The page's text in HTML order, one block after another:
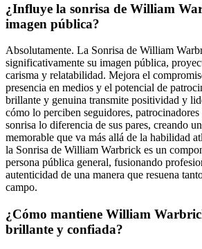
¿Influye la sonrisa de William
imagen pública?
Absolutamente. La Sonrisa de William
significativamente su imagen pública,
carisma y relatabilidad. Mejora el
presencia en medios y el potencial de
brillante y genuina transmite positividad y
cómo lo perciben seguidores,
sonrisa lo diferencia de sus pares, creando
memorable que va más allá de la habilidad
la Sonrisa de William Warbrick es un
persona pública general, fusionando
autenticidad de una manera que resuena
campo.
¿Cómo mantiene William
brillante y confiada?